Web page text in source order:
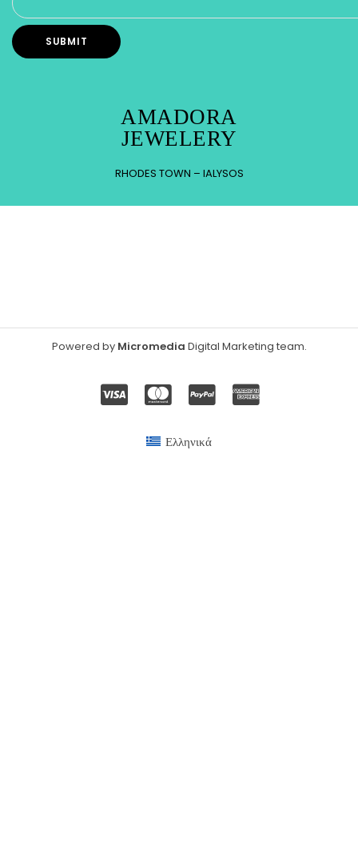
AMADORA
JEWELERY
RHODES TOWN – IALYSOS
Powered by Micromedia Digital Marketing team.
Ελληνικά